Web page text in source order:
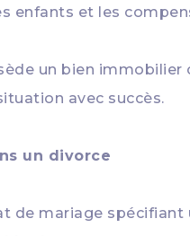
enfants et les
un bien
avec succès.
un divorce
de mariage